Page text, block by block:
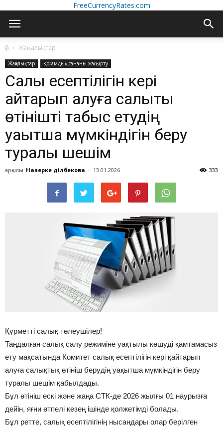
FreeCurrencyRates.com
үй Жаңалықтар
Жаңалықтар Қоғамдық сананы жаңғырту
Салық есептілігін кері
қайтарып алуға салықтық
өтінішті табыс етудің
уақытша мүмкіндігін беру
туралы шешім
арқылы Назерке Әділбекова - 13.01.2026 333
Құрметті салық төлеушілер!
Таңдалған салық салу режиміне уақтылы көшуді қамтамасыз
ету мақсатында Комитет салық есептілігін кері қайтарып
алуға салықтық өтініш берудің уақытша мүмкіндігін беру
туралы шешім қабылдады.
Бұл өтініш ескі және жаңа СТК-де 2026 жылғы 01 наурызға
дейін, яғни өтпелі кезең ішінде қолжетімді болады.
Бұл ретте, салық есептілігінің нысандары олар берілген